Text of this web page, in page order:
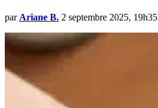
par Ariane B. 2 septembre 2025, 19h35